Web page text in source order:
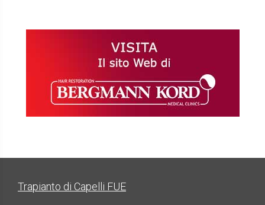
Trapianto di Capelli FUE